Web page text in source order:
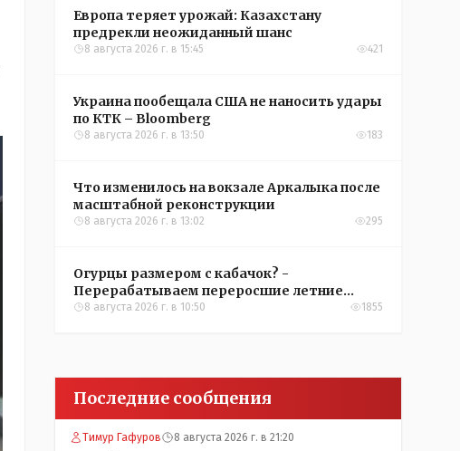
Европа теряет урожай: Казахстану
предрекли неожиданный шанс
8 августа 2026 г. в 15:45 421
Украина пообещала США не наносить удары
по КТК – Bloomberg
8 августа 2026 г. в 13:50 183
Что изменилось на вокзале Аркалыка после
масштабной реконструкции
8 августа 2026 г. в 13:02 295
Огурцы размером с кабачок? -
Перерабатываем переросшие летние
овощи, чтобы вкусно съесть зимой
8 августа 2026 г. в 10:50 1855
Последние сообщения
Тимур Гафуров 8 августа 2026 г. в 21:20